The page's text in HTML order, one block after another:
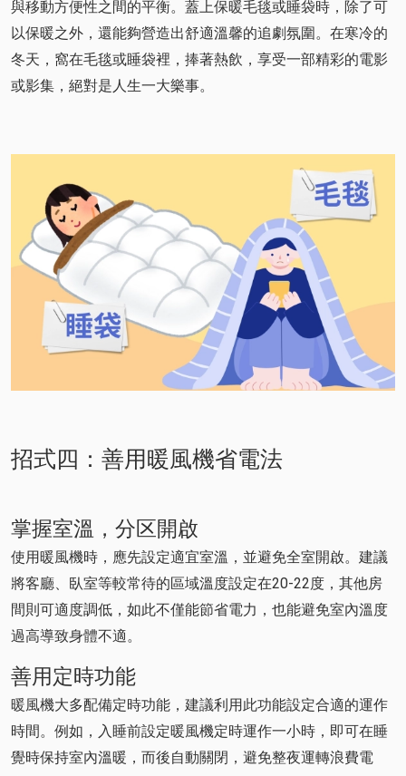
與移動方便性之間的平衡。蓋上保暖毛毯或睡袋時，除了可
以保暖之外，還能夠營造出舒適溫馨的追劇氛圍。在寒冷的
冬天，窩在毛毯或睡袋裡，捧著熱飲，享受一部精彩的電影
或影集，絕對是人生一大樂事。
招式四：善用暖風機省電法
掌握室溫，分区開啟
使用暖風機時，應先設定適宜室溫，並避免全室開啟。建議
將客廳、臥室等較常待的區域溫度設定在20-22度，其他房
間則可適度調低，如此不僅能節省電力，也能避免室內溫度
過高導致身體不適。
善用定時功能
暖風機大多配備定時功能，建議利用此功能設定合適的運作
時間。例如，入睡前設定暖風機定時運作一小時，即可在睡
覺時保持室內溫暖，而後自動關閉，避免整夜運轉浪費電